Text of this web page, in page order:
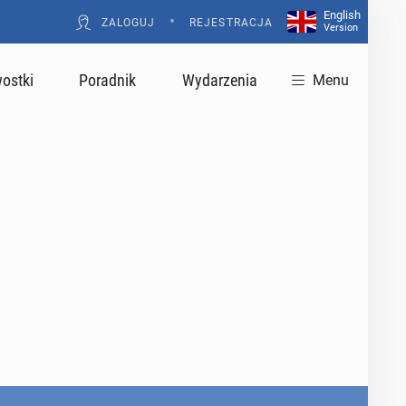
ZALOGUJ • REJESTRACJA
English
Version
Poradnik Wydarzenia Menu